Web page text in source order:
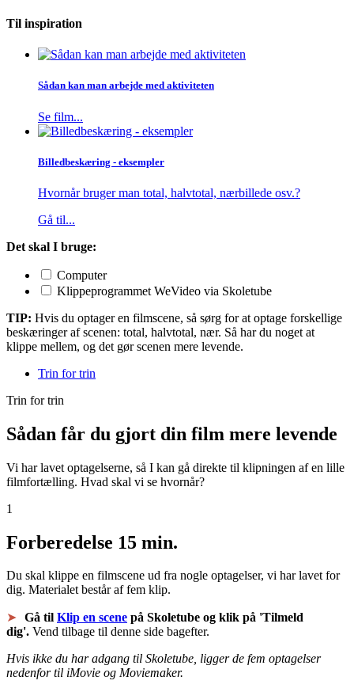
Til inspiration
Sådan kan man arbejde med aktiviteten
Se film...
Billedbeskæring - eksempler
Hvornår bruger man total, halvtotal, nærbillede osv.?
Gå til...
Det skal I bruge:
Computer
Klippeprogrammet WeVideo via Skoletube
TIP: Hvis du optager en filmscene, så sørg for at optage forskellige
beskæringer af scenen: total, halvtotal, nær. Så har du noget at
klippe mellem, og det gør scenen mere levende.
Trin for trin
Trin for trin
Sådan får du gjort din film mere levende
Vi har lavet optagelserne, så I kan gå direkte til klipningen af en lille
filmfortælling. Hvad skal vi se hvornår?
1
Forberedelse 15 min.
Du skal klippe en filmscene ud fra nogle optagelser, vi har lavet for
dig. Materialet består af fem klip.
Gå til Klip en scene på Skoletube og klik på 'Tilmeld
dig'. Vend tilbage til denne side bagefter.
Hvis ikke du har adgang til Skoletube, ligger de fem optagelser
nedenfor til iMovie og Moviemaker.